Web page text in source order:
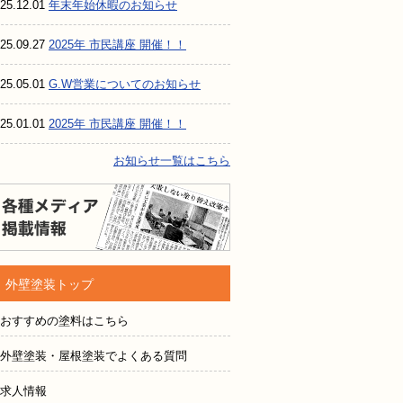
年末年始休暇のお知らせ
2025年 市民講座 開催！！
G.W営業についてのお知らせ
2025年 市民講座 開催！！
お知らせ一覧はこちら
外壁塗装トップ
おすすめの塗料はこちら
外壁塗装・屋根塗装でよくある質問
求人情報